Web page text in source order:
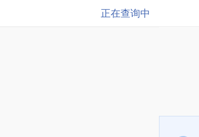
正在查询中